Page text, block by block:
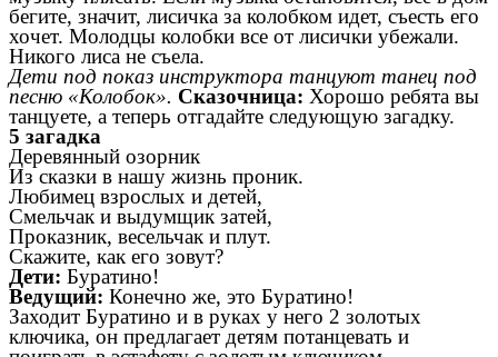
бегите, значит, лисичка за колобком идет, съесть его
хочет. Молодцы колобки все от лисички убежали.
Никого лиса не съела.
Дети под показ инструктора танцуют танец под
песню «Колобок». Сказочница: Хорошо ребята вы
танцуете, а теперь отгадайте следующую загадку.
5 загадка
Деревянный озорник
Из сказки в нашу жизнь проник.
Любимец взрослых и детей,
Смельчак и выдумщик затей,
Проказник, весельчак и плут.
Скажите, как его зовут?
Дети: Буратино!
Ведущий: Конечно же, это Буратино!
Заходит Буратино и в руках у него 2 золотых
ключика, он предлагает детям потанцевать и